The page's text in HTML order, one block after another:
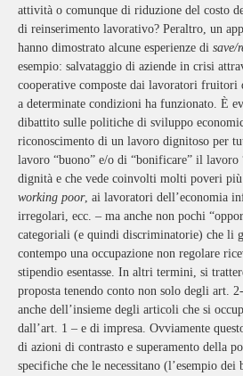
attività o comunque di riduzione del costo
di reinserimento lavorativo? Peraltro, un
hanno dimostrato alcune esperienze di save/
esempio: salvataggio di aziende in crisi
cooperative composte dai lavoratori
a determinate condizioni ha funzionato. È
dibattito sulle politiche di sviluppo
riconoscimento di un lavoro dignitoso per
lavoro “buono” e/o di “bonificare” il lavoro
dignità e che vede coinvolti molti poveri
working poor, ai lavoratori dell’economia
irregolari, ecc. – ma anche non pochi
categoriali (e quindi discriminatorie) che li
contempo una occupazione non regolare
stipendio esentasse. In altri termini, si
proposta tenendo conto non solo degli art.
anche dell’insieme degli articoli che si
dall’art. 1 – e di impresa. Ovviamente
di azioni di contrasto e superamento della
specifiche che le necessitano (l’esempio